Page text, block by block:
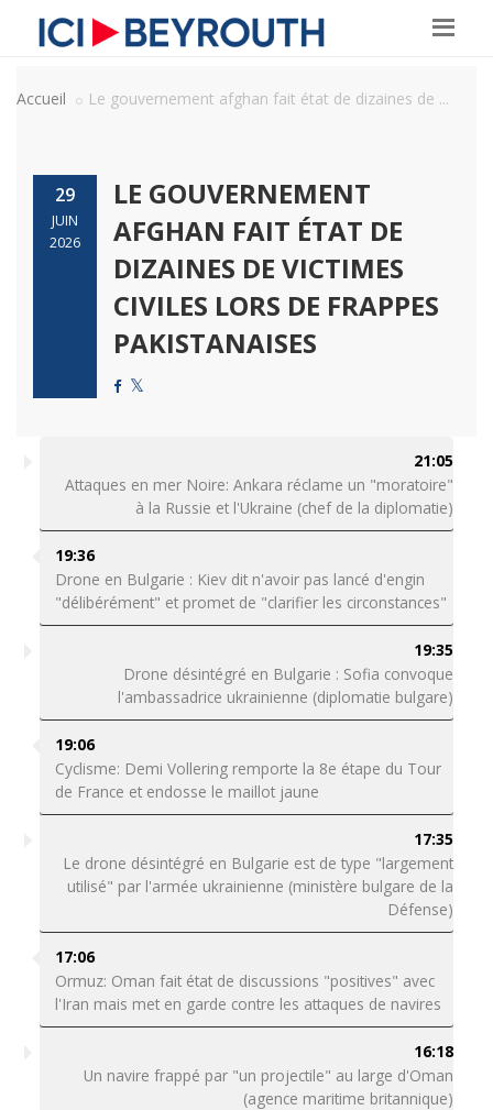
Accueil Le gouvernement afghan fait état de dizaines de ...
29
JUIN
2026
LE GOUVERNEMENT
AFGHAN FAIT ÉTAT DE
DIZAINES DE VICTIMES
CIVILES LORS DE FRAPPES
PAKISTANAISES
21:05
Attaques en mer Noire: Ankara réclame un "moratoire"
à la Russie et l'Ukraine (chef de la diplomatie)
19:36
Drone en Bulgarie : Kiev dit n'avoir pas lancé d'engin
"délibérément" et promet de "clarifier les circonstances"
19:35
Drone désintégré en Bulgarie : Sofia convoque
l'ambassadrice ukrainienne (diplomatie bulgare)
19:06
Cyclisme: Demi Vollering remporte la 8e étape du Tour
de France et endosse le maillot jaune
17:35
Le drone désintégré en Bulgarie est de type "largement
utilisé" par l'armée ukrainienne (ministère bulgare de la
Défense)
17:06
Ormuz: Oman fait état de discussions "positives" avec
l'Iran mais met en garde contre les attaques de navires
16:18
Un navire frappé par "un projectile" au large d'Oman
(agence maritime britannique)